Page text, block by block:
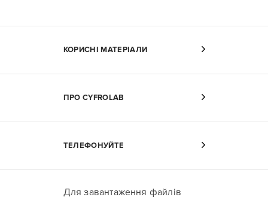
КОРИСНІ МАТЕРІАЛИ
ПРО CYFROLAB
ТЕЛЕФОНУЙТЕ
Для завантаження файлів